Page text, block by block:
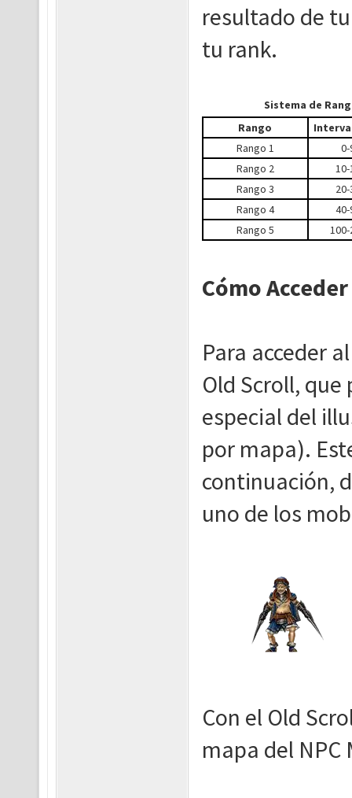
resultado de
tu rank.
Sistema de
Rango
Rango 1
Rango 2
Rango 3
Rango 4
Rango 5
Cómo
Para acceder
Old Scroll,
especial del
por mapa).
continuación,
uno de los
Con el Old
mapa del NPC